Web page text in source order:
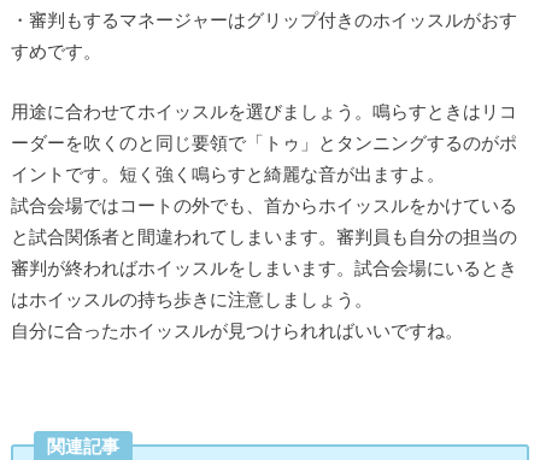
・審判もするマネージャーはグリップ付きのホイッスルがおす
すめです。
用途に合わせてホイッスルを選びましょう。鳴らすときはリコ
ーダーを吹くのと同じ要領で「トゥ」とタンニングするのがポ
イントです。短く強く鳴らすと綺麗な音が出ますよ。
試合会場ではコートの外でも、首からホイッスルをかけている
と試合関係者と間違われてしまいます。審判員も自分の担当の
審判が終わればホイッスルをしまいます。試合会場にいるとき
はホイッスルの持ち歩きに注意しましょう。
自分に合ったホイッスルが見つけられればいいですね。
関連記事